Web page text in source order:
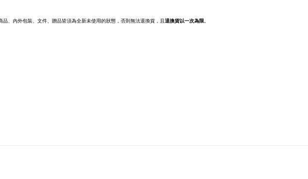
、內外包裝、文件、贈品皆須為全新未使用的狀態，否則無法退換貨，且退換貨以一次為限。